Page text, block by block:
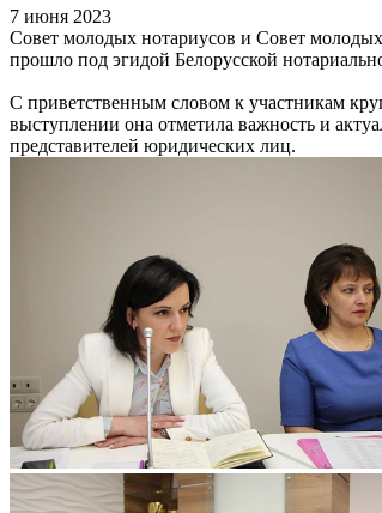
7 июня 2023
Совет молодых нотариусов и Совет
прошло под эгидой Белорусской
С приветственным словом к участникам
выступлении она отметила важность и
представителей юридических лиц.